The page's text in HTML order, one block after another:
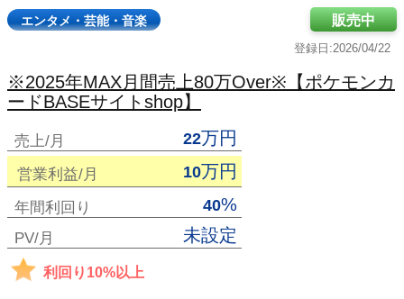
エンタメ・芸能・音楽
登録日:2026/04/22
販売中
※2025年MAX月間売上80万Over※【ポケモンカ
ードBASEサイトshop】
売上/月 22万円
営業利益/月 10万円
年間利回り 40%
PV/月 未設定
利回り10%以上